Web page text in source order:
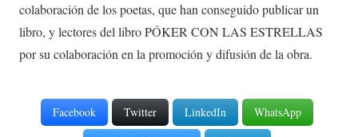
colaboración de los poetas, que han conseguido publicar un
libro, y lectores del libro PÓKER CON LAS ESTRELLAS
por su colaboración en la promoción y difusión de la obra.
Facebook Twitter LinkedIn
WhatsApp